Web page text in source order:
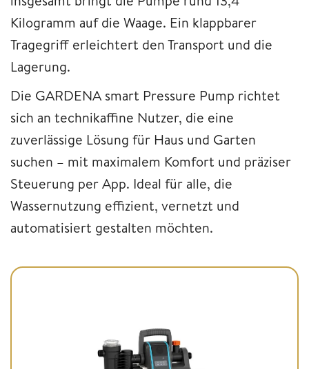
Kilogramm auf die Waage. Ein klappbarer
Tragegriff erleichtert den Transport und die
Lagerung.
Die GARDENA smart Pressure Pump richtet
sich an technikaffine Nutzer, die eine
zuverlässige Lösung für Haus und Garten
suchen – mit maximalem Komfort und präziser
Steuerung per App. Ideal für alle, die
Wassernutzung effizient, vernetzt und
automatisiert gestalten möchten.